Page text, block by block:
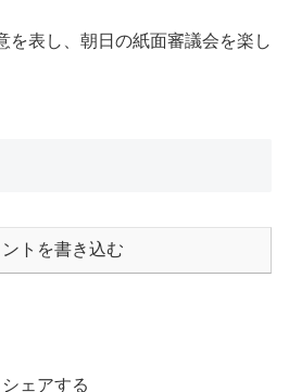
を表し、朝日の紙面審議会を楽し
ントを書き込む
シェアする